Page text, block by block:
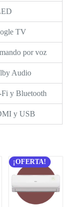
TV
por voz
Audio
y Bluetooth
y USB
¡OFERTA!